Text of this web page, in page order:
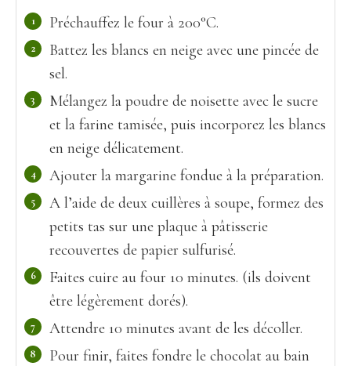
Préchauffez le four à 200°C.
Battez les blancs en neige avec une pincée de
sel.
Mélangez la poudre de noisette avec le sucre
et la farine tamisée, puis incorporez les blancs
en neige délicatement.
Ajouter la margarine fondue à la préparation.
A l’aide de deux cuillères à soupe, formez des
petits tas sur une plaque à pâtisserie
recouvertes de papier sulfurisé.
Faites cuire au four 10 minutes. (ils doivent
être légèrement dorés).
Attendre 10 minutes avant de les décoller.
Pour finir, faites fondre le chocolat au bain